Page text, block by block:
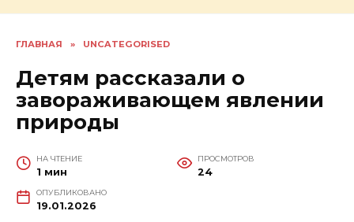
ГЛАВНАЯ » UNCATEGORISED
Детям рассказали о
завораживающем явлении
природы
НА ЧТЕНИЕ
1 мин
ПРОСМОТРОВ
24
ОПУБЛИКОВАНО
19.01.2026